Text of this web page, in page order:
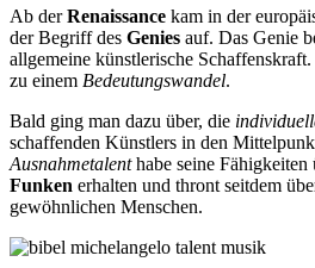
Ab derRenaissance kam in der
der Begriff des Genies auf. Das Genie
allgemeine künstlerische
zu einem Bedeutungswandel.
Bald ging man dazu über, die
schaffenden Künstlers in den
Ausnahmetalenthabe seine Fähigkeiten
Funken erhalten und thront seitdem
gewöhnlichen Menschen.